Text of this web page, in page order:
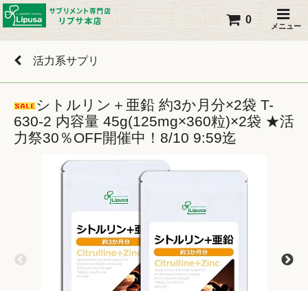
メニュー
0
活力系サプリ
シトルリン＋亜鉛 約3か月分×2袋 T-
630-2 内容量 45g(125mg×360粒)×2袋 ★活
力祭30％OFF開催中！8/10 9:59迄